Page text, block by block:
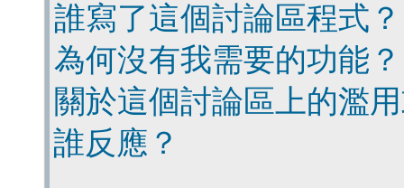
誰寫了這個討論區程式？
為何沒有我需要的功能？
關於這個討論區上的濫
誰反應？